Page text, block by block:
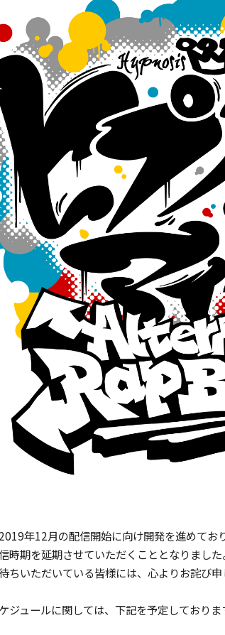
年12月の配信開始に向け開発を進めてお
時期を延期させていただくこととなりました
ちいただいている皆様には、心よりお詫び申
ジュールに関しては、下記を予定しておりま